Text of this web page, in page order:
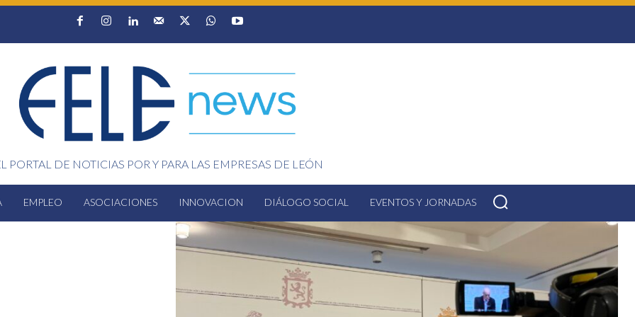
PORTAL DE NOTICIAS POR Y PARA LAS EMPRESAS DE LEÓN
EMPLEO ASOCIACIONES INNOVACION DIÁLOGO SOCIAL EVENTOS Y JORNADAS